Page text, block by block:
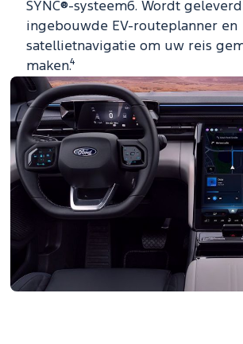
SYNC®-systeem6. Wordt
ingebouwde EV-routeplanner en
satellietnavigatie om uw reis
maken.⁴